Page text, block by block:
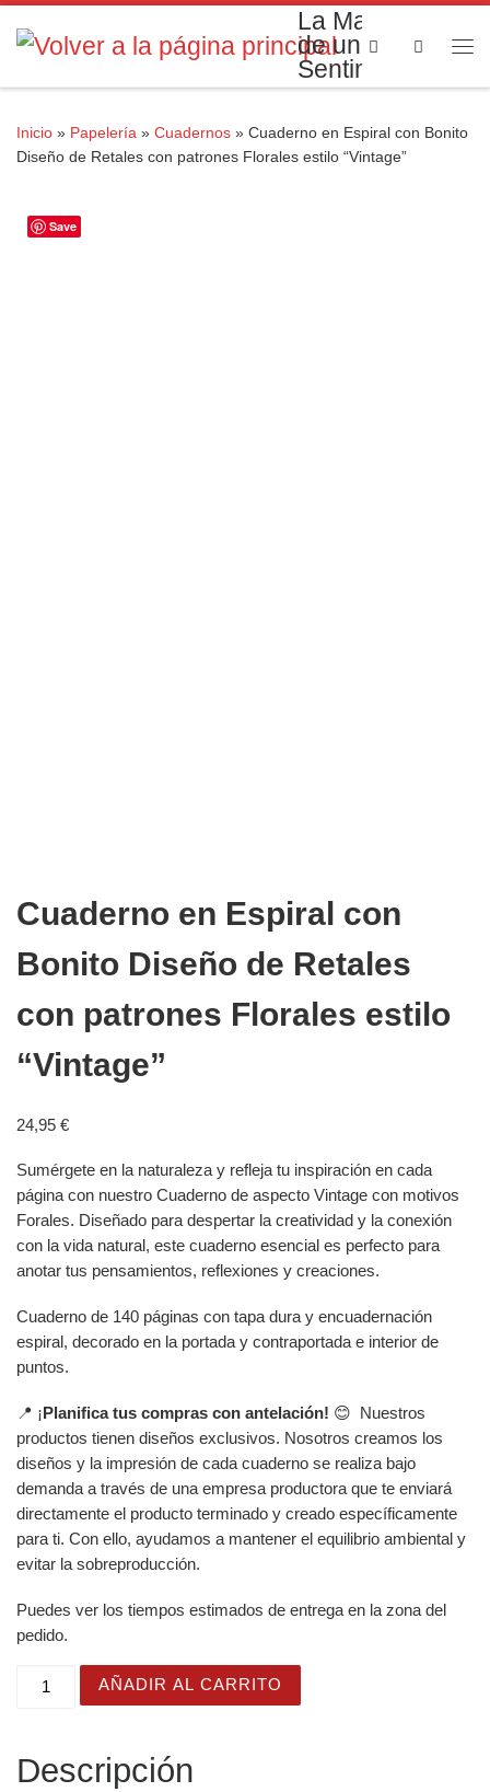
Saltar al contenido
La Magia
de un
Sentimiento
Search
Inicio » Papelería » Cuadernos » Cuaderno en Espiral con Bonito
Diseño de Retales con patrones Florales estilo “Vintage”
Save
Cuaderno en Espiral con
Bonito Diseño de Retales
con patrones Florales estilo
“Vintage”
24,95 €
Sumérgete en la naturaleza y refleja tu inspiración en cada
página con nuestro Cuaderno de aspecto Vintage con motivos
Forales. Diseñado para despertar la creatividad y la conexión
con la vida natural, este cuaderno esencial es perfecto para
anotar tus pensamientos, reflexiones y creaciones.
Cuaderno de 140 páginas con tapa dura y encuadernación
espiral, decorado en la portada y contraportada e interior de
puntos.
📍 ¡Planifica tus compras con antelación! 😊 Nuestros
productos tienen diseños exclusivos. Nosotros creamos los
diseños y la impresión de cada cuaderno se realiza bajo
demanda a través de una empresa productora que te enviará
directamente el producto terminado y creado específicamente
para ti. Con ello, ayudamos a mantener el equilibrio ambiental y
evitar la sobreproducción.
Puedes ver los tiempos estimados de entrega en la zona del
pedido.
Cuaderno en Espiral con Bonito Diseño de Retales
AÑADIR AL CARRITO
Descripción